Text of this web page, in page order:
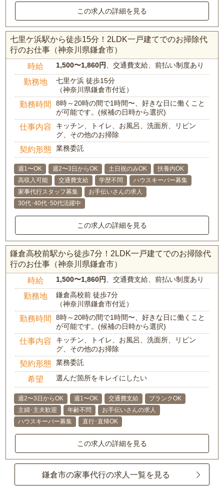
この求人の詳細を見る
七里ケ浜駅から徒歩15分！2LDK一戸建てでのお掃除代
行のお仕事（神奈川県鎌倉市）
時給 1,500〜1,860円 、交通費支給、前払い制度あり
勤務地
七里ケ浜 徒歩15分
（神奈川県鎌倉市付近）
勤務時間
8時～20時の間で1時間〜、好きな日に働くこと
が可能です。(候補の日時から選択)
仕事内容
キッチン、トイレ、お風呂、洗面所、リビン
グ、その他のお掃除
契約形態 業務委託
週1〜OK 週2〜3日からOK 土日祝のみOK
扶養内OK
高収入可能
交通費支給 学歴不問
ハウスキーパー募集
家事代行スタッフ募集
お手伝いさんの求人
30代･40代･50代活躍中
この求人の詳細を見る
鎌倉高校前駅から徒歩7分！2LDK一戸建てでのお掃除代
行のお仕事（神奈川県鎌倉市）
時給 1,500〜1,860円 、交通費支給、前払い制度あり
勤務地
鎌倉高校前 徒歩7分
（神奈川県鎌倉市付近）
勤務時間
8時～20時の間で1時間〜、好きな日に働くこと
が可能です。(候補の日時から選択)
仕事内容
キッチン、トイレ、お風呂、洗面所、リビン
グ、その他のお掃除
契約形態 業務委託
希望 選んだ箇所をキレイにしたい
週2〜3日からOK 週1〜OK 交通費支給
ブランクOK
主婦･主夫歓迎
年齢不問
お手伝いさんの求人
ハウスキーパー募集
直行･直帰OK
この求人の詳細を見る
鎌倉市の家事代行の求人一覧を見る